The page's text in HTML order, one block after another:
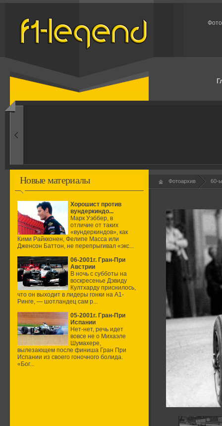
1960-ые
Новые материалы
Хорошист против
вундеркиндо...
Марк Уэббер, в
отличие от таких
«вундеркиндов», как
Кими Райкконен, Фелипе Масса или
Дженсон Баттон, не перепрыгивал «экс...
06-2001г. Гран-При
Австрии
В ночь с субботы на
воскресенье Дэвиду
Култхарду приснилось,
что он выходит в лидеры гонки на А1-
Ринге, — шотландец сам р...
05-2001г. Гран-При
Испании
Нет-нет, речь идет
вовсе не о Михаэле
Шумахере,
вылезающем после финиша Гран При
Испании из своего гоночного болида.
«Бог...
Фотоархив 60-